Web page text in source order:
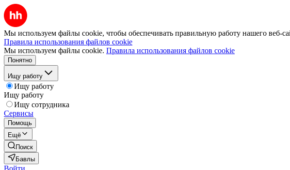
Мы используем файлы cookie, чтобы обеспечивать правильную работу нашего веб-
Правила использования файлов cookie
Мы используем файлы cookie. Правила использования файлов cookie
Понятно
Ищу работу
Ищу работу
Ищу работу
Ищу сотрудника
Сервисы
Помощь
Ещё
Поиск
Бавлы
Войти